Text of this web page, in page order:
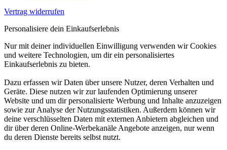
Vertrag widerrufen
Personalisiere dein Einkaufserlebnis
Nur mit deiner individuellen Einwilligung verwenden wir Cookies
und weitere Technologien, um dir ein personalisiertes
Einkaufserlebnis zu bieten.
Dazu erfassen wir Daten über unsere Nutzer, deren Verhalten und
Geräte. Diese nutzen wir zur laufenden Optimierung unserer
Website und um dir personalisierte Werbung und Inhalte anzuzeigen
sowie zur Analyse der Nutzungsstatistiken. Außerdem können wir
deine verschlüsselten Daten mit externen Anbietern abgleichen und
dir über deren Online-Werbekanäle Angebote anzeigen, nur wenn
du deren Dienste bereits selbst nutzt.